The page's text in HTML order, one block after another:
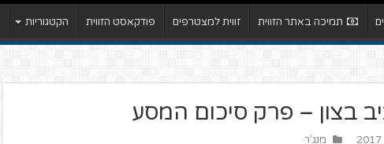
תמיכה באתר הזווית זווית למצטרפים פודקאסט הזווית הקטגוריות
בצון – פרק סיכום המסע
מנג'ר